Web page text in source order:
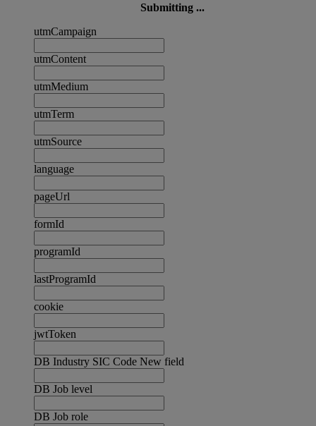
Submitting ...
utmCampaign
utmContent
utmMedium
utmTerm
utmSource
language
pageUrl
formId
programId
lastProgramId
cookie
jwtToken
DB Industry SIC Code New field
DB Job level
DB Job role